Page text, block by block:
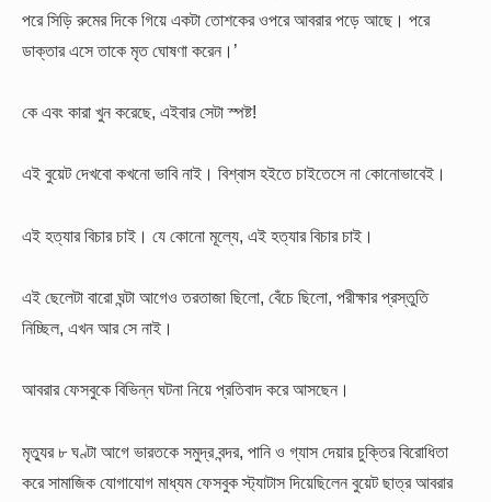
পরে সিড়ি রুমের দিকে গিয়ে একটা তোশকের ওপরে আবরার পড়ে আছে। পরে
ডাক্তার এসে তাকে মৃত ঘোষণা করেন।’
কে এবং কারা খুন করেছে, এইবার সেটা স্পষ্ট!
এই বুয়েট দেখবো কখনো ভাবি নাই। বিশ্বাস হইতে চাইতেসে না কোনোভাবেই।
এই হত্যার বিচার চাই। যে কোনো মূল্যে, এই হত্যার বিচার চাই।
এই ছেলেটা বারো ঘন্টা আগেও তরতাজা ছিলো, বেঁচে ছিলো, পরীক্ষার প্রস্তুতি
নিচ্ছিল, এখন আর সে নাই।
আবরার ফেসবুকে বিভিন্ন ঘটনা নিয়ে প্রতিবাদ করে আসছেন।
মৃত্যুর ৮ ঘণ্টা আগে ভারতকে সমুদ্র বন্দর, পানি ও গ্যাস দেয়ার চুক্তির বিরোধিতা
করে সামাজিক যোগাযোগ মাধ্যম ফেসবুক স্ট্যাটাস দিয়েছিলেন বুয়েট ছাত্র আবরার